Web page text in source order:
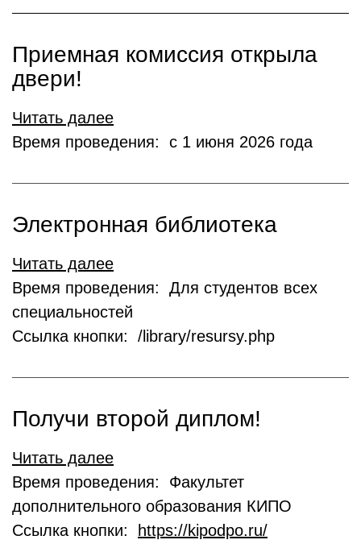
Приемная комиссия открыла
двери!
Читать далее
Время проведения: с 1 июня 2026 года
Электронная библиотека
Читать далее
Время проведения: Для студентов всех
специальностей
Ссылка кнопки: /library/resursy.php
Получи второй диплом!
Читать далее
Время проведения: Факультет
дополнительного образования КИПО
Ссылка кнопки:
https://kipodpo.ru/